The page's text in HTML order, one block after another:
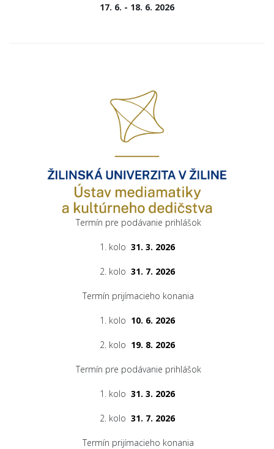
17. 6. - 18. 6. 2026
Termín pre podávanie prihlášok
1. kolo 31. 3. 2026
2. kolo 31. 7. 2026
Termín prijímacieho konania
1. kolo 10. 6. 2026
2. kolo 19. 8. 2026
Termín pre podávanie prihlášok
1. kolo 31. 3. 2026
2. kolo 31. 7. 2026
Termín prijímacieho konania